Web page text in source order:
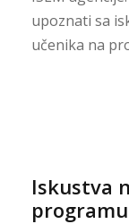
upoznati sa
učenika na
Iskustva